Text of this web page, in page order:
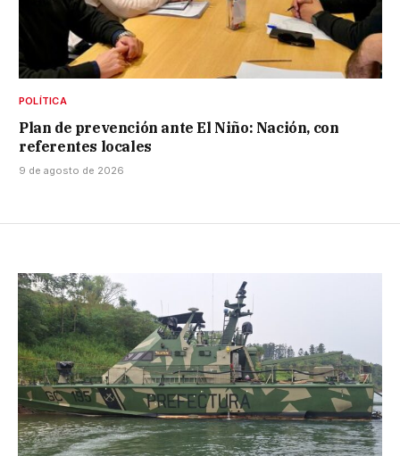
POLÍTICA
Plan de prevención ante El Niño: Nación, con
referentes locales
9 de agosto de 2026